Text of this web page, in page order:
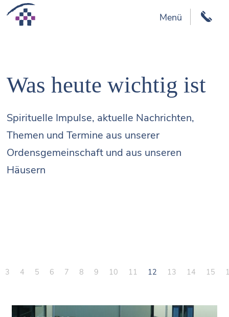
Menü
Was heute wichtig ist
Spirituelle Impulse, aktuelle Nachrichten,
Themen und Termine aus unserer
Ordensgemeinschaft und aus unseren
Häusern
3 4 5 6 7 8 9 10 11 12 13 14 15